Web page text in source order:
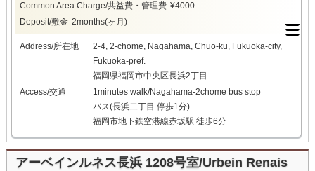
Common Area Charge/共益費・管理費 ¥4000
Deposit/敷金 2months(ヶ月)
Address/所在地
2-4, 2-chome, Nagahama, Chuo-ku, Fukuoka-city,
Fukuoka-pref.
福岡県福岡市中央区長浜2丁目
Access/交通
1minutes walk/Nagahama-2chome bus stop
バス(長浜二丁目 停歩1分)
福岡市地下鉄空港線赤坂駅 徒歩6分
アーベインルネス長浜 1208号室/Urbein Renais